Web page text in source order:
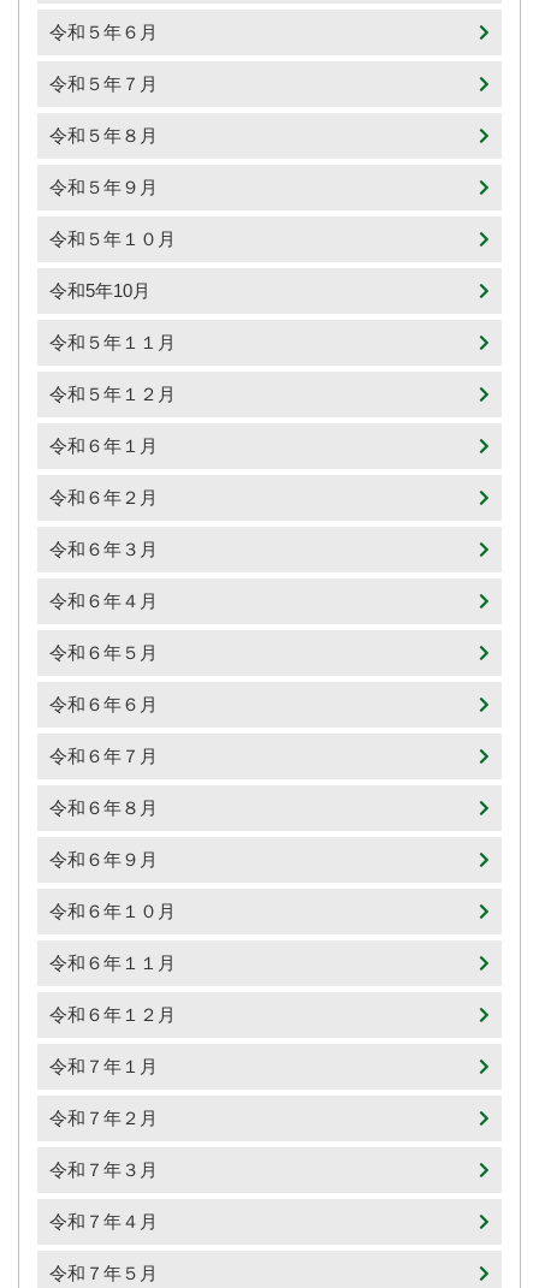
令和５年６月
令和５年７月
令和５年８月
令和５年９月
令和５年１０月
令和5年10月
令和５年１１月
令和５年１２月
令和６年１月
令和６年２月
令和６年３月
令和６年４月
令和６年５月
令和６年６月
令和６年７月
令和６年８月
令和６年９月
令和６年１０月
令和６年１１月
令和６年１２月
令和７年１月
令和７年２月
令和７年３月
令和７年４月
令和７年５月